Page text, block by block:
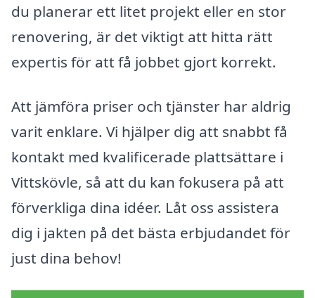
du planerar ett litet projekt eller en stor
renovering, är det viktigt att hitta rätt
expertis för att få jobbet gjort korrekt.
Att jämföra priser och tjänster har aldrig
varit enklare. Vi hjälper dig att snabbt få
kontakt med kvalificerade plattsättare i
Vittskövle, så att du kan fokusera på att
förverkliga dina idéer. Låt oss assistera
dig i jakten på det bästa erbjudandet för
just dina behov!